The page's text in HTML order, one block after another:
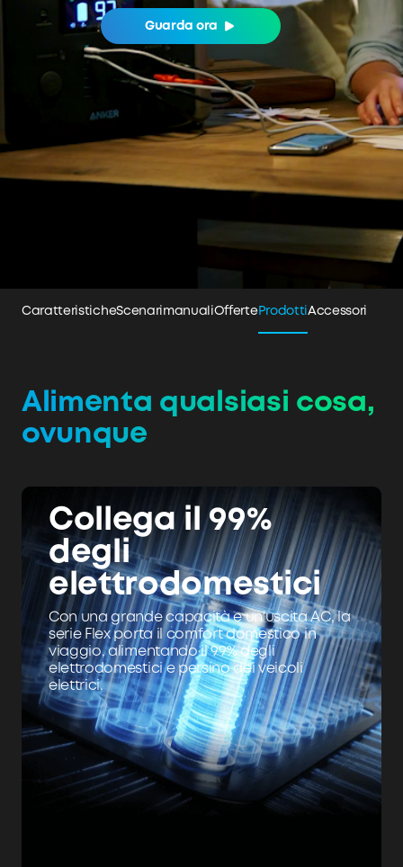
Guarda ora
CaratteristicheScenari manualiOfferteProdotti Accessori
Alimenta qualsiasi cosa,
ovunque
Collega il 99%
degli
elettrodomestici
Con una grande capacità e un'uscita AC, la
serie Flex porta il comfort domestico in
viaggio, alimentando il 99% degli
elettrodomestici e persino dei veicoli
elettrici.